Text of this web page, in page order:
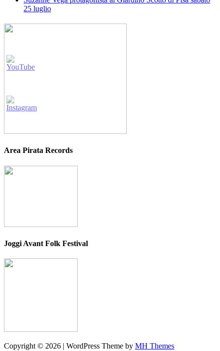
25 luglio
Area Pirata Records
Joggi Avant Folk Festival
Copyright © 2026 | WordPress Theme by MH Themes